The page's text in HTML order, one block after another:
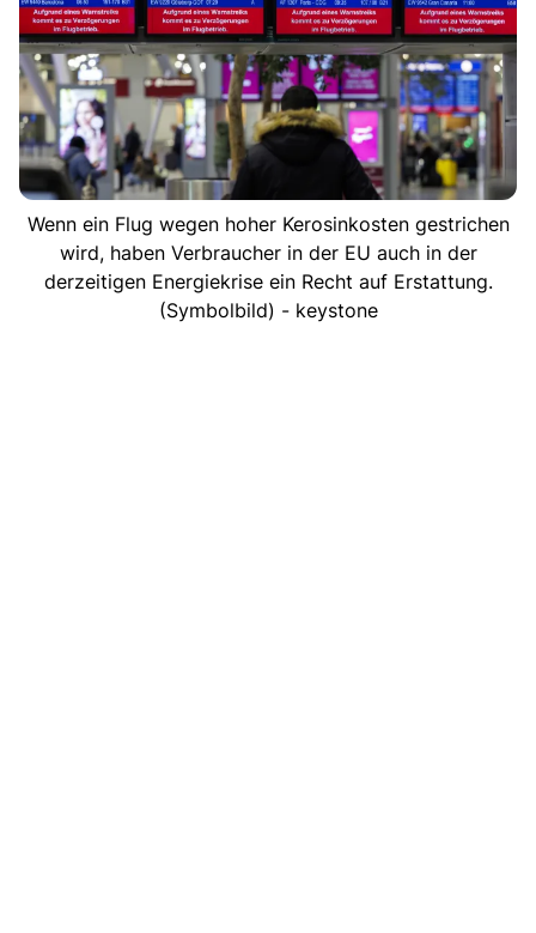
Wenn ein Flug wegen hoher Kerosinkosten gestrichen
wird, haben Verbraucher in der EU auch in der
derzeitigen Energiekrise ein Recht auf Erstattung.
(Symbolbild) - keystone